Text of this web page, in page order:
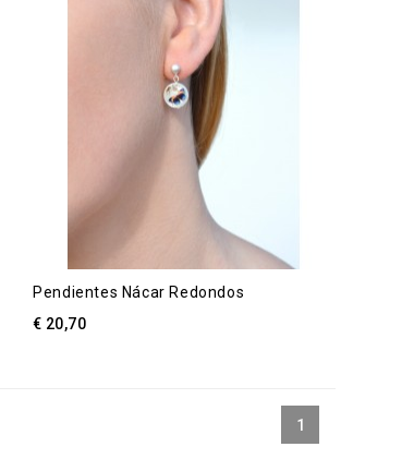
Pendientes Nácar Redondos
€ 20,70
1